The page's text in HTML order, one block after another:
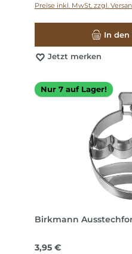
Preise inkl. MwSt. zzgl.
In den
Jetzt merken
Nur 7 auf Lager!
Birkmann
Regulärer Preis:
3,95 €